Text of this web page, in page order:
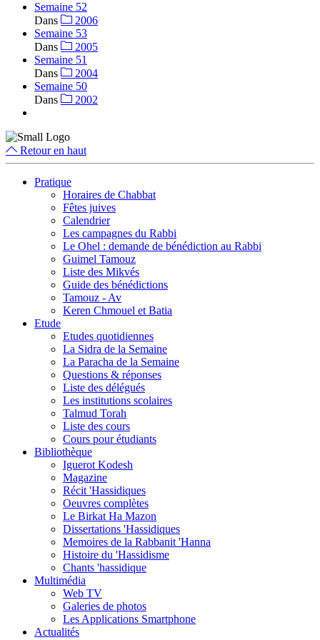
Semaine 52
Dans
2006
Semaine 53
Dans
2005
Semaine 51
Dans
2004
Semaine 50
Dans
2002
Retour en haut
Pratique
Horaires de Chabbat
Fêtes juives
Calendrier
Les campagnes du Rabbi
Le Ohel : demande de bénédiction au Rabbi
Guimel Tamouz
Liste des Mikvés
Guide des bénédictions
Tamouz - Av
Keren Chmouel et Batia
Etude
Etudes quotidiennes
La Sidra de la Semaine
La Paracha de la Semaine
Questions & réponses
Liste des délégués
Les institutions scolaires
Talmud Torah
Liste des cours
Cours pour étudiants
Bibliothèque
Iguerot Kodesh
Magazine
Récit 'Hassidiques
Oeuvres complètes
Le Birkat Ha Mazon
Dissertations 'Hassidiques
Memoires de la Rabbanit 'Hanna
Histoire du 'Hassidisme
Chants 'hassidique
Multimédia
Web TV
Galeries de photos
Les Applications Smartphone
Actualités